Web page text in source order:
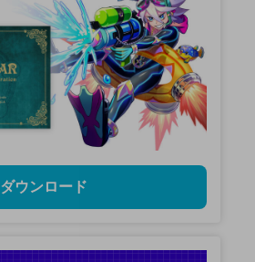
ダウンロード